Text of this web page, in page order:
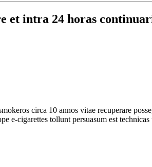
et intra 24 horas
circa 10 annos vitae recuperare
e-cigarettes tollunt persuasum est